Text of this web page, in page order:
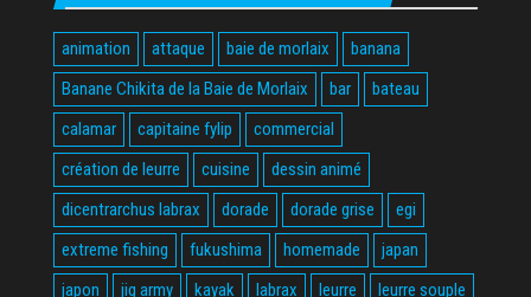
animation attaque baie de morlaix
banana
Banane Chikita de la Baie de Morlaix
bar
bateau
calamar
capitaine fylip
commercial
création de leurre
cuisine
dessin animé
dicentrarchus labrax
dorade dorade grise
egi
extreme fishing
fukushima homemade
japan
japon
jig army kayak labrax leurre
leurre souple